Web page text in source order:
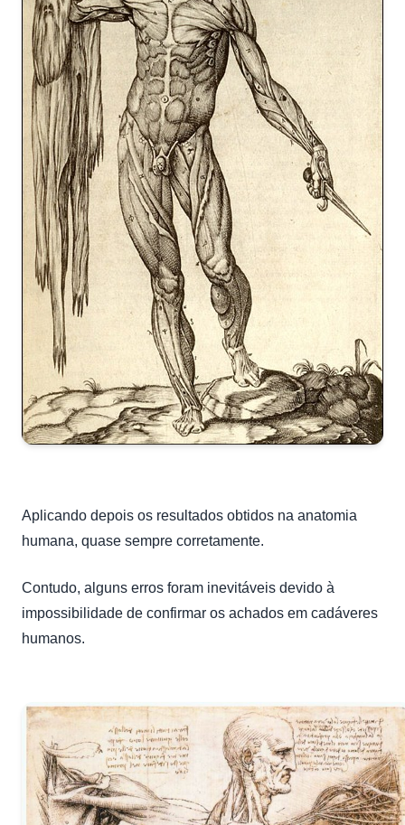
Aplicando depois os resultados obtidos na anatomia
humana, quase sempre corretamente.
Contudo, alguns erros foram inevitáveis devido à
impossibilidade de confirmar os achados em cadáveres
humanos.